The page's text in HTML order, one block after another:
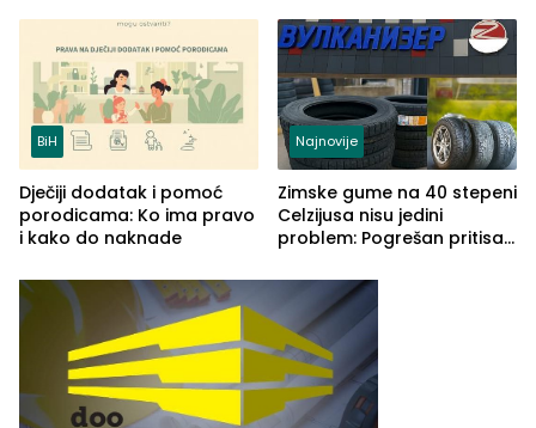
BiH
Dječiji dodatak i pomoć
porodicama: Ko ima pravo
i kako do naknade
Najnovije
Zimske gume na 40 stepeni
Celzijusa nisu jedini
problem: Pogrešan pritisak